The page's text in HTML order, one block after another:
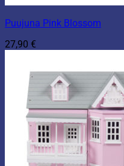
Puujuna Pink Blossom
27,90 €